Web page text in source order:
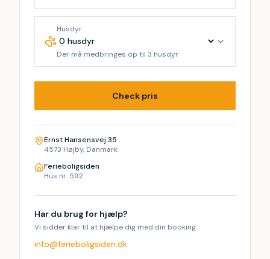
Husdyr
Der må medbringes op til 3 husdyr
Check pris
Ernst Hansensvej 35
4573 Højby, Danmark
Ferieboligsiden
Hus nr. 592
Har du brug for hjælp?
Vi sidder klar til at hjælpe dig med din booking.
info@ferieboligsiden.dk